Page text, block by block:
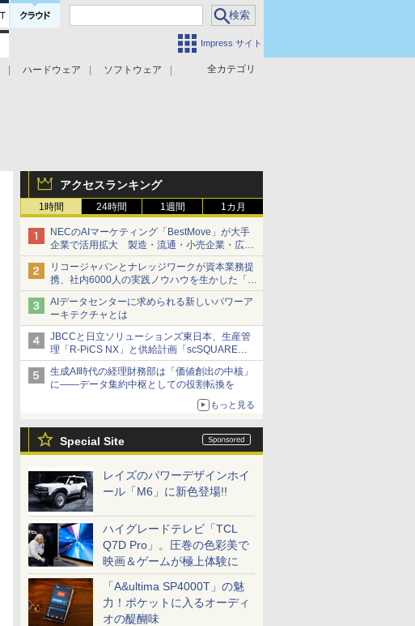
Impress サイト
全カテゴリ
ハードウェア
ソフトウェア
アクセスランキング
1時間 24時間 1週間 1カ月
NECのAIマーケティング「BestMove」が大手
企業で活用拡大 製造・流通・小売企業・広告
代理店などが実装フェーズへ
リコージャパンとナレッジワークが資本業務提
携、社内6000人の実践ノウハウを生かした「AI
商談記録 for RICOH」を展開へ
AIデータセンターに求められる新しいパワーア
ーキテクチャとは
JBCCと日立ソリューションズ東日本、生産管
理「R-PiCS NX」と供給計画「scSQUARE
ISP」の連携サービスを提供開始
生成AI時代の経理財務部は「価値創出の中核」
に――データ集約中枢としての役割転換を
もっと見る
Special Site
レイズのパワーデザインホイ
ール「M6」に新色登場!!
ハイグレードテレビ「TCL
Q7D Pro」。圧巻の色彩美で
映画＆ゲームが極上体験に
「A&ultima SP4000T」の魅
力！ポケットに入るオーディ
オの醍醐味